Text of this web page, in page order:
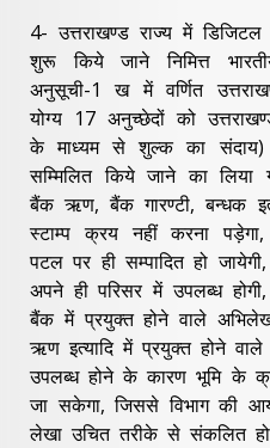
4- उत्तराखण्ड राज्य में डिजिटल
शुरू किये जाने निमित्त
अनुसूची-1 ख में वर्णित
योग्य 17 अनुच्छेदों को
के माध्यम से शुल्क का संदाय)
सम्मिलित किये जाने का
बैंक ऋण, बैंक गारण्टी, बन्धक
स्टाम्प क्रय नहीं करना
पटल पर ही सम्पादित हो
अपने ही परिसर में उपलब्ध
बैंक में प्रयुक्त होने वाले अभिलेख
ऋण इत्यादि में प्रयुक्त होने वाले
उपलब्ध होने के कारण भूमि के
जा सकेगा, जिससे विभाग की आय
लेखा उचित तरीके से संकलित